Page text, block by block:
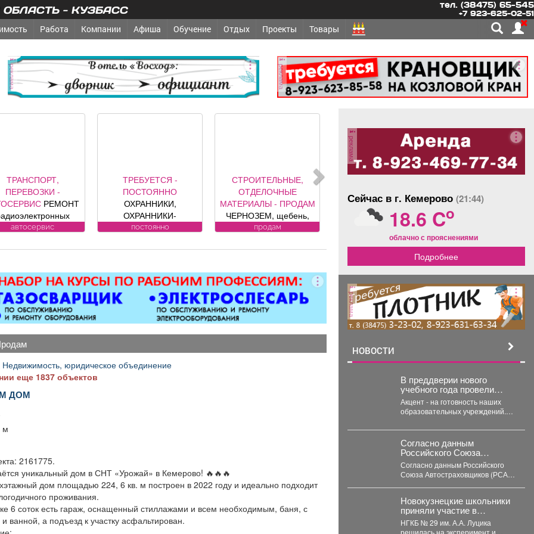
- КУЗБАСС тел. (38475) 65-545
+7 923-625-02-51
Работа Компании Афиша Обучение Отдых Проекты Товары
реклама реклама
ТРАНСПОРТ,
ПЕРЕВОЗКИ -
РЕМОНТ
компонентов
контроля, ЭБУ,
магнитол,
руля,
и многого
другого. Быстро,
недорого!
определяется
после осмотра
автосервис
ТРЕБУЕТСЯ -
ПОСТОЯННО
ОХРАННИКИ,
ОХРАННИКИ-
ВОДИТЕЛИ Требования
Условия:
ОХРАННИКИ 5 разряда,
з/п от 33000 руб. 6
разряда, з/п от 37000
руб. официальное
трудоустройство
полный соц. пакет ООО
постоянно
СТРОИТЕЛЬНЫЕ,
ОТДЕЛОЧНЫЕ
МАТЕРИАЛЫ - ПРОДАМ
ЧЕРНОЗЕМ, щебень,
песок, уголь, торф,
другие под заказ,
Вывоз мусора.
продам
продам
юридическое объединение
еще 1837 объектов
ДОМ
м
2161775.
уникальный дом в СНТ «Урожай» в Кемерово! 🔥🔥🔥
дом площадью 224, 6 кв. м построен в 2022 году и идеально подходит
проживания.
6 соток есть гараж, оснащенный стиллажами и всем необходимым, баня, с
ванной, а подъезд к участку асфальтирован.
реклама
Сейчас в г. Кемерово (21:44)
18.6 Co
облачно с прояснениями
Подробнее
реклама
НОВОСТИ
В преддверии нового
учебного года провели
заседание Комиссии по
чрезвычайным ситуациям и
пожарной безопасности.
Акцент - на готовность наших
образовательных учреждений.
выданные предписания.
Учреждения...
Согласно данным
Российского Союза
Автостраховщиков (РСА),
страховые компании за
первое полугодие 2026 года
выплатили более 35,3
млрд руб.
Согласно данным Российского
Союза Автостраховщиков (РСА),
более...
Новокузнецкие школьники
приняли участие в
эксперименте
НГКБ № 29 им. А.А. Луцика